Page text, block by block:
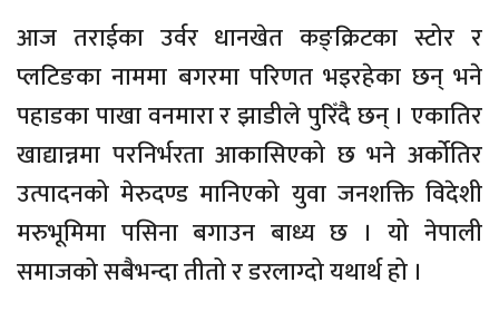
आज तराईका उर्वर धानखेत कङ्क्रिटका स्टोर र
प्लटिङका नाममा बगरमा परिणत भइरहेका छन् भने
पहाडका पाखा वनमारा र झाडीले पुरिँदै छन् । एकातिर
खाद्यान्नमा परनिर्भरता आकासिएको छ भने अर्कोतिर
उत्पादनको मेरुदण्ड मानिएको युवा जनशक्ति विदेशी
मरुभूमिमा पसिना बगाउन बाध्य छ । यो नेपाली
समाजको सबैभन्दा तीतो र डरलाग्दो यथार्थ हो ।